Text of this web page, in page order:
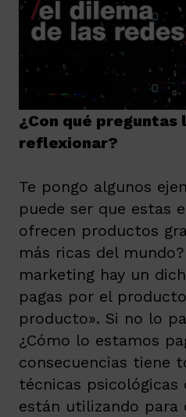
¿Con qué preguntas
reflexionar?
Te pongo algunos
puede ser que estas
ofrecen productos
más ricas del
marketing hay un
pagas por el
producto». Si no lo
¿Cómo lo estamos
consecuencias tiene
técnicas psicológicas
están utilizando para